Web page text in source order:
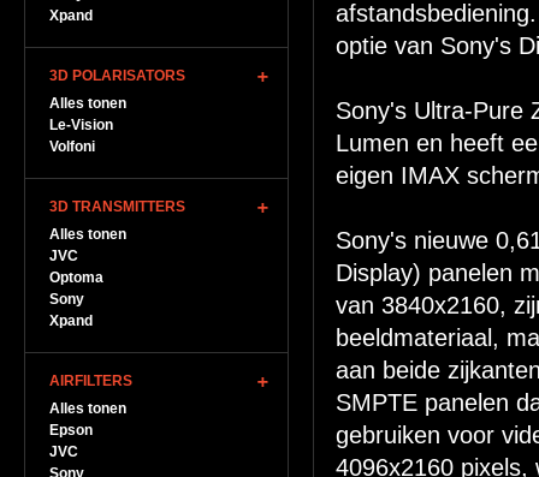
Xpand
3D POLARISATORS
Alles tonen
Le-Vision
Volfoni
3D TRANSMITTERS
Alles tonen
JVC
Optoma
Sony
Xpand
AIRFILTERS
Alles tonen
Epson
JVC
Sony
optie van Sony's
Sony's Ultra-Pure
Lumen en heeft
eigen IMAX
Sony's nieuwe
Display) panelen
van 3840x2160,
beeldmateriaal,
aan beide
SMPTE panelen
gebruiken voor
4096x2160 pixels,